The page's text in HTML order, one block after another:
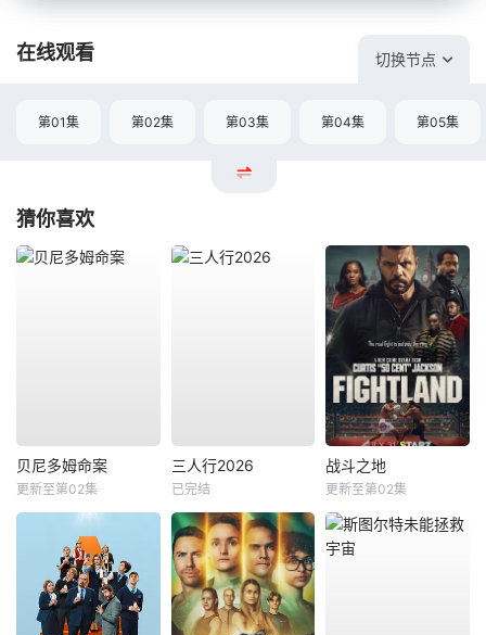
在线观看 切换节点
第01集 第02集 第03集 第04集 第05集
猜你喜欢
贝尼多姆命案
更新至第02集
三人行2026
已完结
战斗之地
更新至第02集